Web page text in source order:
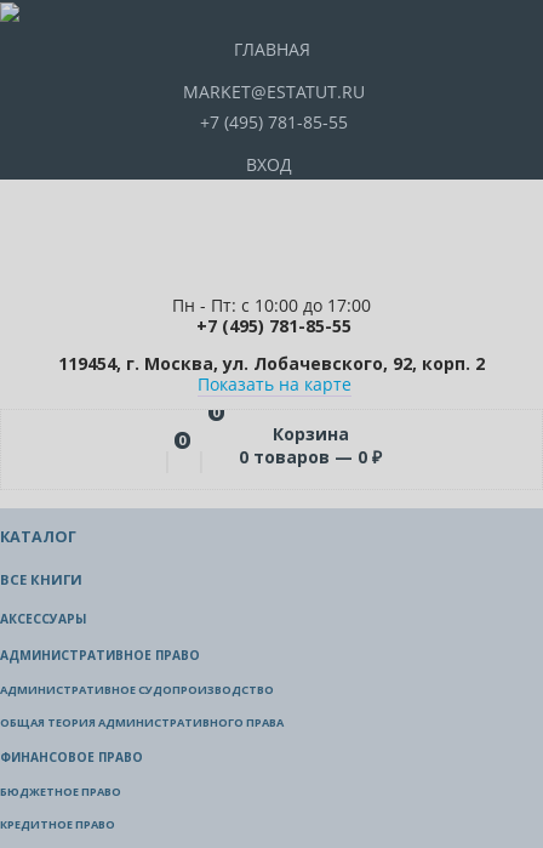
ГЛАВНАЯ
MARKET@ESTATUT.RU
+7 (495) 781-85-55
ВХОД
Пн - Пт: с 10:00 до 17:00
+7 (495) 781-85-55
119454, г. Москва, ул. Лобачевского, 92, корп. 2
Показать на карте
0
0
Корзина
0 товаров — 0 ₽
КАТАЛОГ
ВСЕ КНИГИ
АКСЕССУАРЫ
АДМИНИСТРАТИВНОЕ ПРАВО
АДМИНИСТРАТИВНОЕ СУДОПРОИЗВОДСТВО
ОБЩАЯ ТЕОРИЯ АДМИНИСТРАТИВНОГО ПРАВА
ФИНАНСОВОЕ ПРАВО
БЮДЖЕТНОЕ ПРАВО
КРЕДИТНОЕ ПРАВО